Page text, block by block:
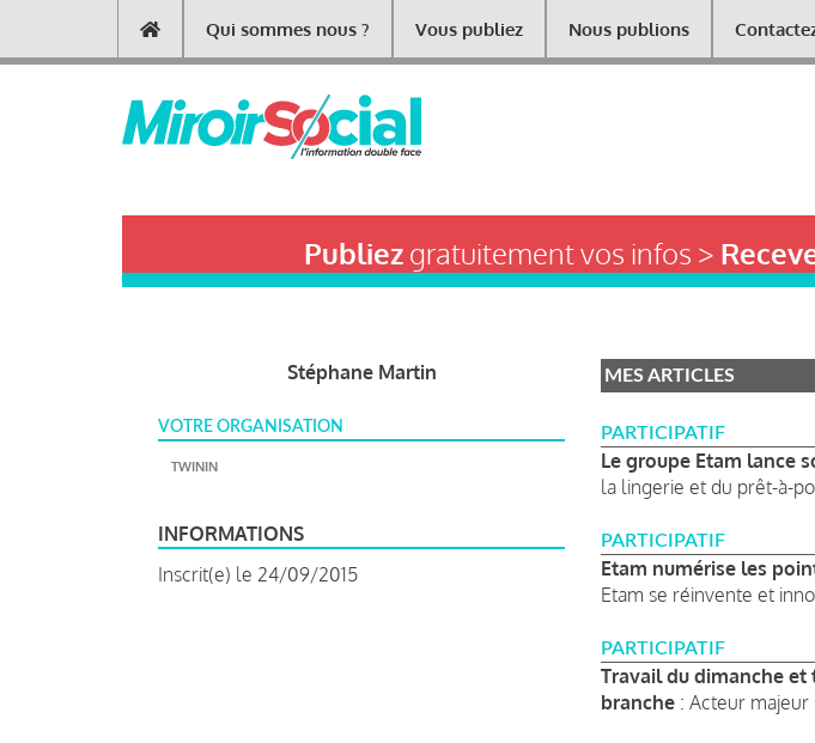
contenu
Main
navigation
Qui sommes nous ? Vous publiez Nous publions
Publiezgratuitement vos infos >
Stéphane Martin
VOTRE ORGANISATION
TWININ
INFORMATIONS
Inscrit(e) le 24/09/2015
MES ARTICLES
PARTICIPATIF
Le groupe Etam lance
la lingerie et du prêt-à-
PARTICIPATIF
Etam numérise les
Etam se réinvente et
PARTICIPATIF
Travail du dimanche et
branche : Acteur majeur